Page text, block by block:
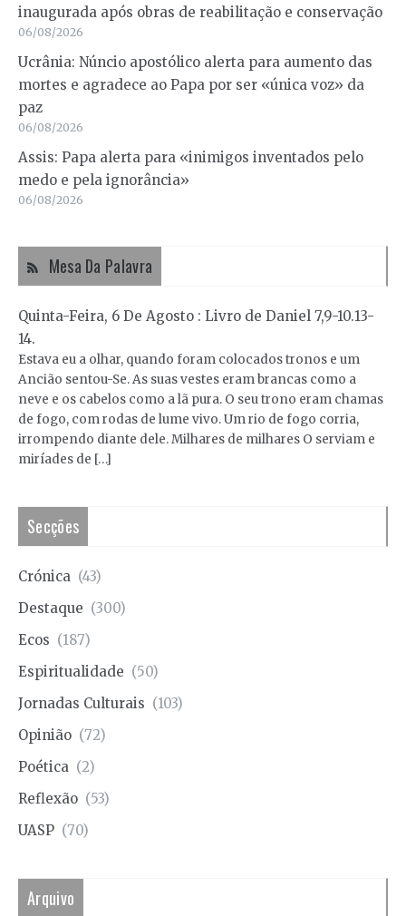
inaugurada após obras de reabilitação e conservação
06/08/2026
Ucrânia: Núncio apostólico alerta para aumento das
mortes e agradece ao Papa por ser «única voz» da
paz
06/08/2026
Assis: Papa alerta para «inimigos inventados pelo
medo e pela ignorância»
06/08/2026
Mesa Da Palavra
Quinta-Feira, 6 De Agosto : Livro de Daniel 7,9-10.13-
14.
Estava eu a olhar, quando foram colocados tronos e um
Ancião sentou-Se. As suas vestes eram brancas como a
neve e os cabelos como a lã pura. O seu trono eram chamas
de fogo, com rodas de lume vivo. Um rio de fogo corria,
irrompendo diante dele. Milhares de milhares O serviam e
miríades de […]
Secções
Crónica (43)
Destaque (300)
Ecos (187)
Espiritualidade (50)
Jornadas Culturais (103)
Opinião (72)
Poética (2)
Reflexão (53)
UASP (70)
Arquivo